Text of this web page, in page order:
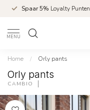
Spaar 5% Loyalty Punten
MENU
Home / Orly pants
Orly pants
CAMBIO